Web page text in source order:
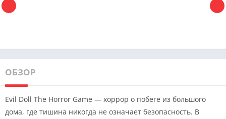
ОБЗОР
Evil Doll The Horror Game — хоррор о побеге из большого
дома, где тишина никогда не означает безопасность. В